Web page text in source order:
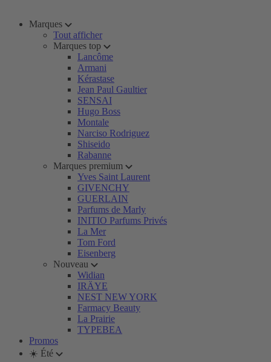
Marques
Tout afficher
Marques top
Lancôme
Armani
Kérastase
Jean Paul Gaultier
SENSAI
Hugo Boss
Montale
Narciso Rodriguez
Shiseido
Rabanne
Marques premium
Yves Saint Laurent
GIVENCHY
GUERLAIN
Parfums de Marly
INITIO Parfums Privés
La Mer
Tom Ford
Eisenberg
Nouveau
Widian
IRÄYE
NEST NEW YORK
Farmacy Beauty
La Prairie
TYPEBEA
Promos
☀️ Été